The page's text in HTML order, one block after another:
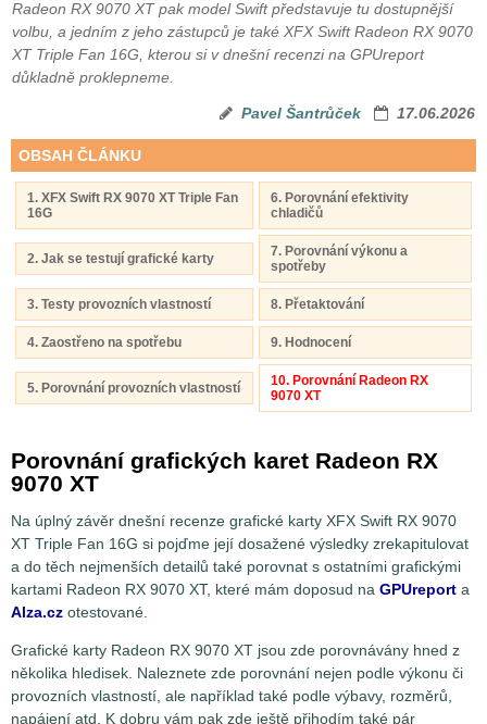
Radeon RX 9070 XT pak model Swift představuje tu dostupnější
volbu, a jedním z jeho zástupců je také XFX Swift Radeon RX 9070
XT Triple Fan 16G, kterou si v dnešní recenzi na GPUreport
důkladně proklepneme.
Pavel Šantrůček 17.06.2026
OBSAH ČLÁNKU
1. XFX Swift RX 9070 XT Triple Fan
16G
6. Porovnání efektivity
chladičů
2. Jak se testují grafické karty
7. Porovnání výkonu a
spotřeby
3. Testy provozních vlastností 8. Přetaktování
4. Zaostřeno na spotřebu 9. Hodnocení
5. Porovnání provozních vlastností
10. Porovnání Radeon RX
9070 XT
Porovnání grafických karet Radeon RX
9070 XT
Na úplný závěr dnešní recenze grafické karty XFX Swift RX 9070
XT Triple Fan 16G si pojďme její dosažené výsledky zrekapitulovat
a do těch nejmenších detailů také porovnat s ostatními grafickými
kartami Radeon RX 9070 XT, které mám doposud na GPUreport a
Alza.cz otestované.
Grafické karty Radeon RX 9070 XT jsou zde porovnávány hned z
několika hledisek. Naleznete zde porovnání nejen podle výkonu či
provozních vlastností, ale například také podle výbavy, rozměrů,
napájení atd. K dobru vám pak zde ještě přihodím také pár